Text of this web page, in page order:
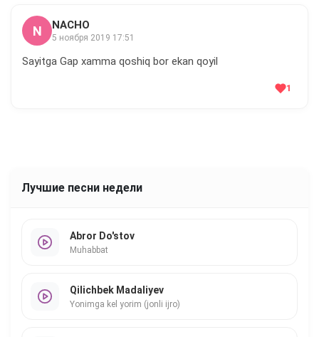
N NACHO
5 ноября 2019 17:51
Sayitga Gap xamma qoshiq bor ekan qoyil
1
Лучшие песни недели
Abror Do'stov
Muhabbat
Qilichbek Madaliyev
Yonimga kel yorim (jonli ijro)